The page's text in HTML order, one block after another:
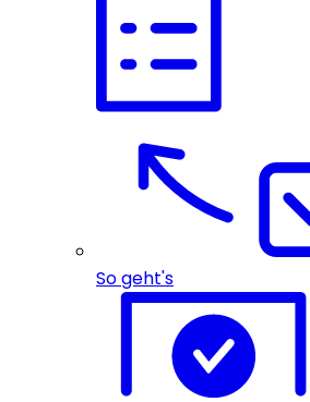
So geht's